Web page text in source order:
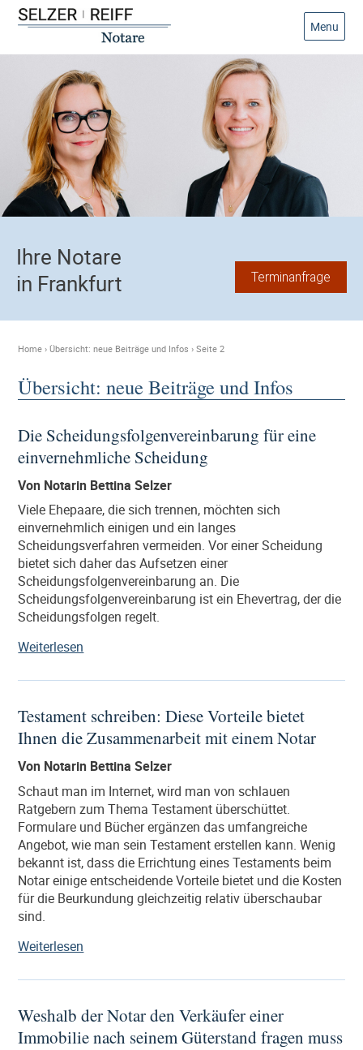
Menu
Ihre Notare
in Frankfurt
Terminanfrage
Home ›Übersicht: neue Beiträge und Infos ›Seite 2
Übersicht: neue Beiträge und Infos
Die Scheidungsfolgenvereinbarung für eine
einvernehmliche Scheidung
Von Notarin Bettina Selzer
Viele Ehepaare, die sich trennen, möchten sich
einvernehmlich einigen und ein langes
Scheidungsverfahren vermeiden. Vor einer Scheidung
bietet sich daher das Aufsetzen einer
Scheidungsfolgenvereinbarung an. Die
Scheidungsfolgenvereinbarung ist ein Ehevertrag, der die
Scheidungsfolgen regelt.
Weiterlesen
für
einvernehmliche
Scheidung“
Testament schreiben: Diese Vorteile bietet
Ihnen die Zusammenarbeit mit einem Notar
Von Notarin Bettina Selzer
Schaut man im Internet, wird man von schlauen
Ratgebern zum Thema Testament überschüttet.
Formulare und Bücher ergänzen das umfangreiche
Angebot, wie man sein Testament erstellen kann. Wenig
bekannt ist, dass die Errichtung eines Testaments beim
Notar einige entscheidende Vorteile bietet und die Kosten
für die Beurkundung gleichzeitig relativ überschaubar
sind.
Weiterlesen
Diese
bietet
Ihnen
Weshalb der Notar den Verkäufer einer
Immobilie nach seinem Güterstand fragen muss